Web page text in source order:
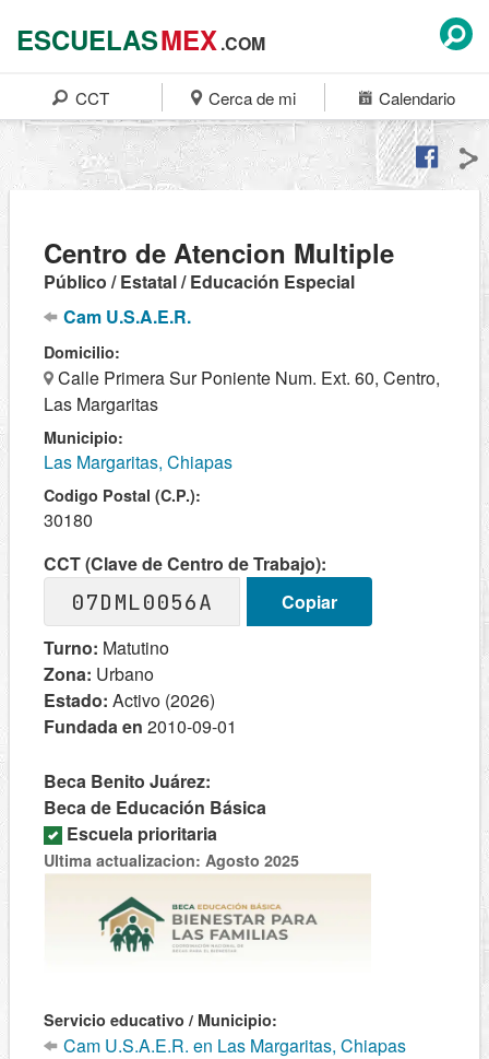
ESCUELASMEX.COM
CCT Cerca de mi Calendario
Centro de Atencion Multiple
Público / Estatal / Educación Especial
Cam U.S.A.E.R.
Domicilio:
Calle Primera Sur Poniente Num. Ext. 60, Centro,
Las Margaritas
Municipio:
Las Margaritas, Chiapas
Codigo Postal (C.P.):
30180
CCT (Clave de Centro de Trabajo):
07DML0056A
Copiar
Turno: Matutino
Zona: Urbano
Estado: Activo (2026)
Fundada en 2010-09-01
Beca Benito Juárez:
Beca de Educación Básica
Escuela prioritaria
Ultima actualizacion: Agosto 2025
Servicio educativo / Municipio:
Cam U.S.A.E.R. en Las Margaritas, Chiapas